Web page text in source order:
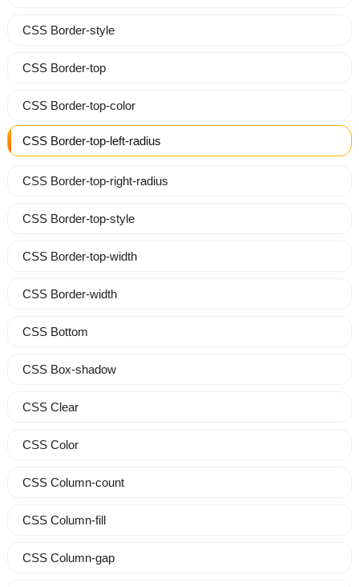
CSS Border-style
CSS Border-top
CSS Border-top-color
CSS Border-top-left-radius
CSS Border-top-right-radius
CSS Border-top-style
CSS Border-top-width
CSS Border-width
CSS Bottom
CSS Box-shadow
CSS Clear
CSS Color
CSS Column-count
CSS Column-fill
CSS Column-gap